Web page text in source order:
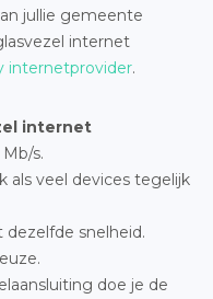
jullie gemeente
internet
internetprovider.
internet
s.
als veel devices tegelijk
snelheid.
doe je de